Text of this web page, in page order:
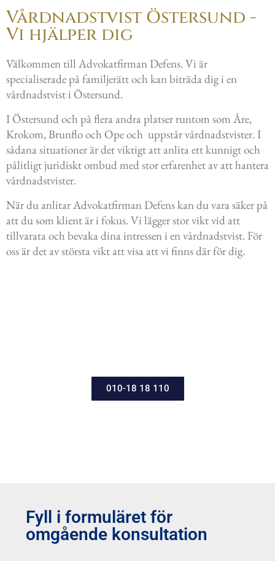
Vårdnadstvist Östersund -
Vi hjälper dig
Välkommen till Advokatfirman Defens. Vi är
specialiserade på familjerätt och kan biträda dig i en
vårdnadstvist i Östersund.
I Östersund och på flera andra platser runtom som Åre,
Krokom, Brunflo och Ope och uppstår vårdnadstvister. I
sådana situationer är det viktigt att anlita ett kunnigt och
pålitligt juridiskt ombud med stor erfarenhet av att hantera
vårdnadstvister.
När du anlitar Advokatfirman Defens kan du vara säker på
att du som klient är i fokus. Vi lägger stor vikt vid att
tillvarata och bevaka dina intressen i en vårdnadstvist. För
oss är det av största vikt att visa att vi finns där för dig.
010-18 18 110
Fyll i formuläret för
omgående konsultation